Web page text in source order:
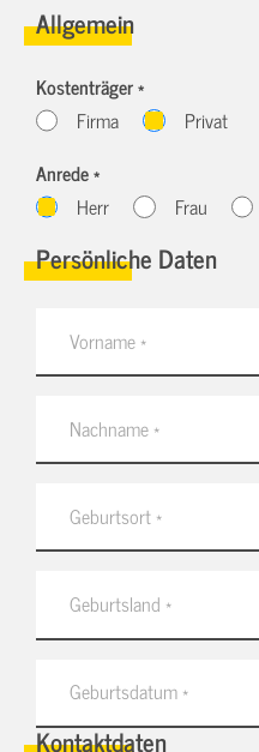
Allgemein
Kostenträger *
Firma
Privat
Anrede *
Herr
Frau
Persönliche Daten
Kontaktdaten